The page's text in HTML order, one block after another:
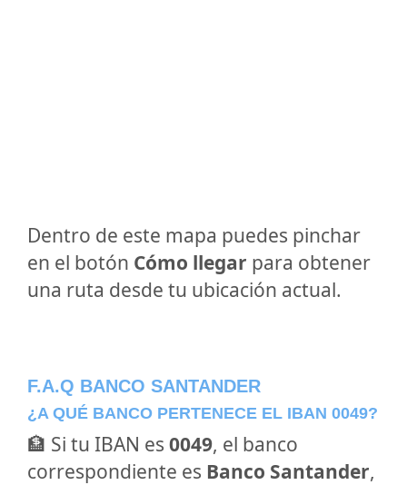
Dentro de este mapa puedes pinchar
en el botón Cómo llegar para obtener
una ruta desde tu ubicación actual.
F.A.Q BANCO SANTANDER
¿A QUÉ BANCO PERTENECE EL IBAN 0049?
🏦 Si tu IBAN es 0049, el banco
correspondiente es Banco Santander,